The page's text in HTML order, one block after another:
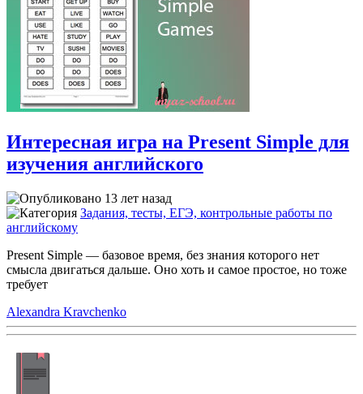
Интересная игра на Present Simple для
изучения английского
13 лет назад
Задания, тесты, ЕГЭ, контрольные работы по
английскому
Present Simple — базовое время, без знания которого нет
смысла двигаться дальше. Оно хоть и самое простое, но тоже
требует
Alexandra Kravchenko